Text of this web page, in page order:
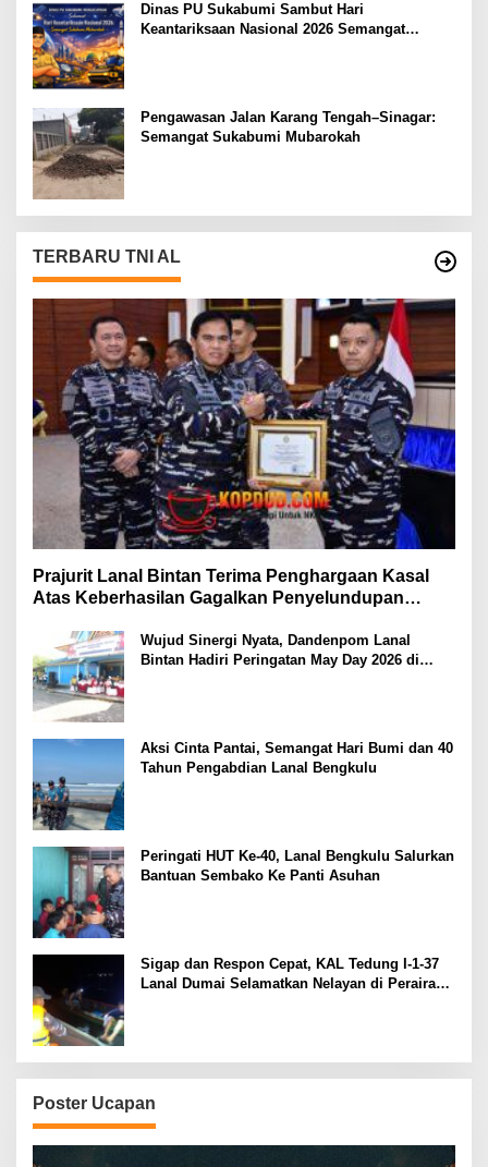
Dinas PU Sukabumi Sambut Hari
Keantariksaan Nasional 2026 Semangat
Pengawasan Jalan Karang Tengah–Sinagar:
Semangat Sukabumi Mubarokah
TERBARU TNI AL
Prajurit Lanal Bintan Terima Penghargaan Kasal
Atas Keberhasilan Gagalkan Penyelundupan
Wujud Sinergi Nyata, Dandenpom Lanal
Bintan Hadiri Peringatan May Day 2026 di
Aksi Cinta Pantai, Semangat Hari Bumi dan 40
Tahun Pengabdian Lanal Bengkulu
Peringati HUT Ke-40, Lanal Bengkulu Salurkan
Bantuan Sembako Ke Panti Asuhan
Sigap dan Respon Cepat, KAL Tedung I-1-37
Lanal Dumai Selamatkan Nelayan di Perairan
Poster Ucapan